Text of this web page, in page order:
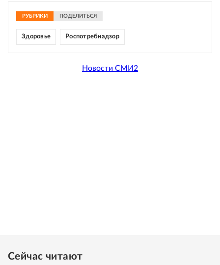
РУБРИКИ ПОДЕЛИТЬСЯ
Здоровье Роспотребнадзор
Новости СМИ2
Сейчас читают